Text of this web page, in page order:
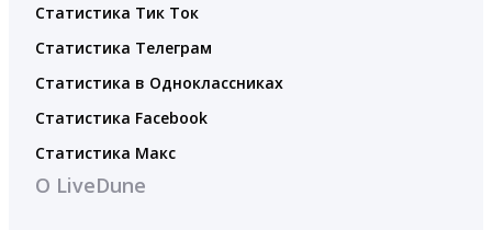
Статистика Тик Ток
Статистика Телеграм
Статистика в Одноклассниках
Статистика Facebook
Статистика Макс
О LiveDune